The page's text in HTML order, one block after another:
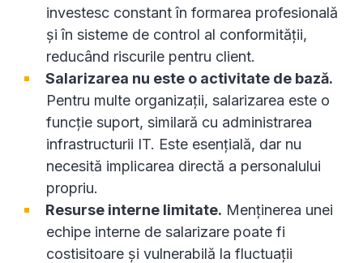
investesc constant în formarea profesională
și în sisteme de control al conformității,
reducând riscurile pentru client.
Salarizarea nu este o activitate de bază.
Pentru multe organizații, salarizarea este o
funcție suport, similară cu administrarea
infrastructurii IT. Este esențială, dar nu
necesită implicarea directă a personalului
propriu.
Resurse interne limitate. Menținerea unei
echipe interne de salarizare poate fi
costisitoare și vulnerabilă la fluctuații